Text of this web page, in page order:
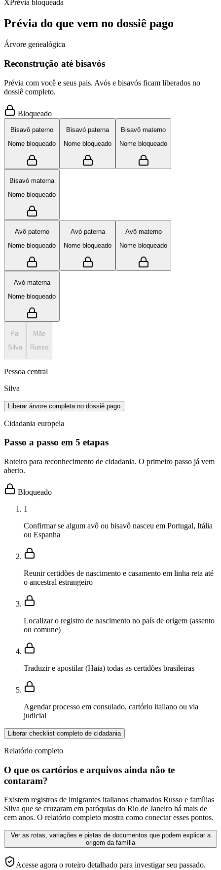
X Prévia bloqueada
Prévia do que vem no dossiê pago
Árvore genealógica
Reconstrução até bisavós
Prévia com você e seus pais. Avós e bisavós ficam liberados no
dossiê completo.
Bloqueado
Bisavô paterno
Nome bloqueado
Bisavó paterna
Nome bloqueado
Bisavô materno
Nome bloqueado
Bisavó materna
Nome bloqueado
Avô paterno
Nome bloqueado
Avó paterna
Nome bloqueado
Avô materno
Nome bloqueado
Avó materna
Nome bloqueado
Pai
Silva
Mãe
Russo
Pessoa central
Silva
Liberar árvore completa no dossiê pago
Cidadania europeia
Passo a passo em 5 etapas
Roteiro para reconhecimento de cidadania. O primeiro passo já vem
aberto.
Bloqueado
1
Confirmar se algum avô ou bisavô nasceu em Portugal, Itália
ou Espanha
Reunir certidões de nascimento e casamento em linha reta até
o ancestral estrangeiro
Localizar o registro de nascimento no país de origem (assento
ou comune)
Traduzir e apostilar (Haia) todas as certidões brasileiras
Agendar processo em consulado, cartório italiano ou via
judicial
Liberar checklist completo de cidadania
Relatório completo
O que os cartórios e arquivos ainda não te
contaram?
Existem registros de imigrantes italianos chamados Russo e famílias
Silva que se cruzaram em paróquias do Rio de Janeiro há mais de
cem anos. O relatório completo mostra como conectar esses pontos.
Ver as rotas, variações e pistas de documentos que podem explicar a
origem da família
Acesse agora o roteiro detalhado para investigar seu passado.